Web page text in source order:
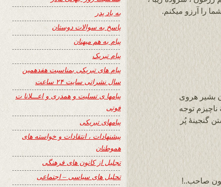
را آرزو میکنم.
بشیر هروی
توجه
گنجینۀ پُر
صاحب..!
به یاد پدر
پاسخ به سوالات دوستان
پیام به هم میهنان
پیام تبریک
پیام های تبریکی بمناسبت هفدهمین
سال نشراتی سایت ۲۴ ساعت
پیامها ی تسلیت و همدری و اعـــلانا ت
فوتی
پیامهای تبریکی
پیشنهادات ، انتقادات و خواسته های
هموطنان
تجلیل از کانون های فرهنگی
تحلیل های سیاسی – اجتماعی